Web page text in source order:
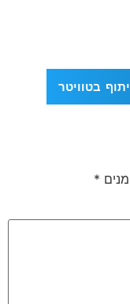
בטוויטר
*